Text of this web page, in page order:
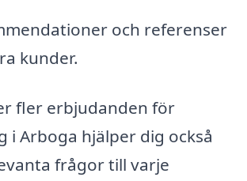
och referenser
kunder.
fler erbjudanden för
i Arboga hjälper dig också
frågor till varje